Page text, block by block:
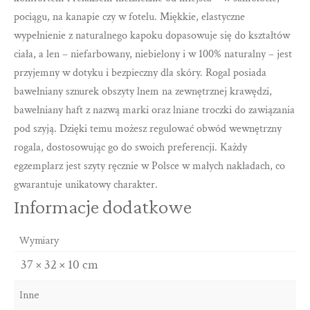
pociągu, na kanapie czy w fotelu. Miękkie, elastyczne
wypełnienie z naturalnego kapoku dopasowuje się do kształtów
ciała, a len – niefarbowany, niebielony i w 100% naturalny – jest
przyjemny w dotyku i bezpieczny dla skóry. Rogal posiada
bawełniany sznurek obszyty lnem na zewnętrznej krawędzi,
bawełniany haft z nazwą marki oraz lniane troczki do zawiązania
pod szyją. Dzięki temu możesz regulować obwód wewnętrzny
rogala, dostosowując go do swoich preferencji. Każdy
egzemplarz jest szyty ręcznie w Polsce w małych nakładach, co
gwarantuje unikatowy charakter.
Informacje dodatkowe
Wymiary
37 × 32 × 10 cm
Inne